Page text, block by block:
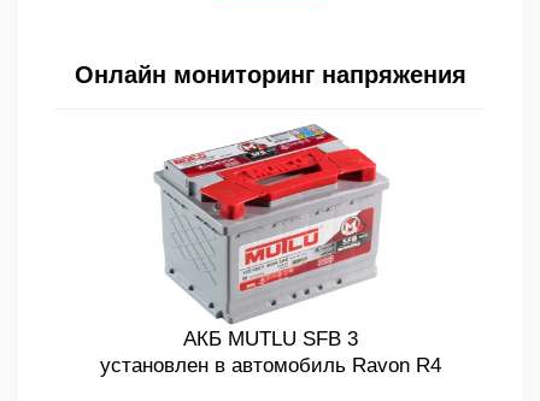
Онлайн мониторинг напряжения
АКБ MUTLU SFB 3
установлен в автомобиль Ravon R4